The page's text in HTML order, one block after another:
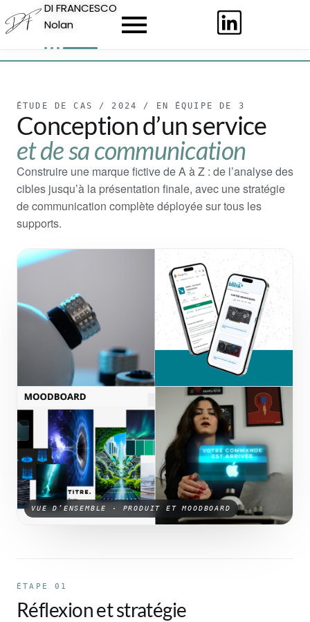
DI FRANCESCO
Nolan
ÉTUDE DE CAS / 2024 / EN ÉQUIPE DE 3
Conception d’un service
et de sa communication
Construire une marque fictive de A à Z : de l’analyse des
cibles jusqu’à la présentation finale, avec une stratégie
de communication complète déployée sur tous les
supports.
VUE D’ENSEMBLE · PRODUIT ET MOODBOARD
ÉTAPE 01
Réflexion et stratégie